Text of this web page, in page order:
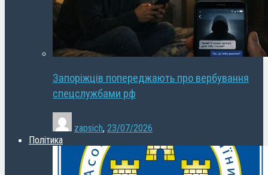
Запоріжців попереджають про вербування
спецслужбами рф
zapsich, 23/07/2026
Політика